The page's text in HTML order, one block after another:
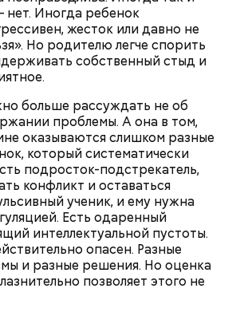
нет. Иногда ребенок
жесток или давно не
Но родителю легче спорить
собственный стыд и
больше рассуждать не об
проблемы. А она в том,
оказываются слишком разные
который систематически
подросток-подстрекатель,
конфликт и оставаться
ученик, и ему нужна
Есть одаренный
интеллектуальной пустоты.
опасен. Разные
и разные решения. Но оценка
позволяет этого не